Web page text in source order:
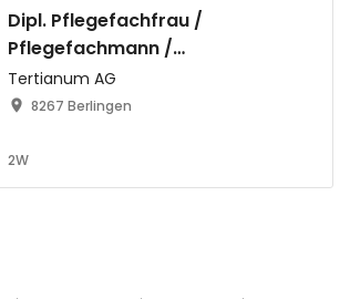
Dipl. Pflegefachfrau /
Pflegefachmann /
Pflegefachperson Altenpflege
geschützter Wohnbereich
Tertianum AG
8267 Berlingen
2W